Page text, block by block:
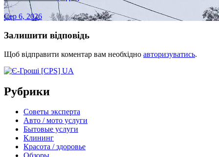
Сер 6, 2026
Залишити відповідь
Щоб відправити коментар вам необхідно авторизуватись.
Рубрики
Советы эксперта
Авто / мото услуги
Бытовые услуги
Клининг
Красота / здоровье